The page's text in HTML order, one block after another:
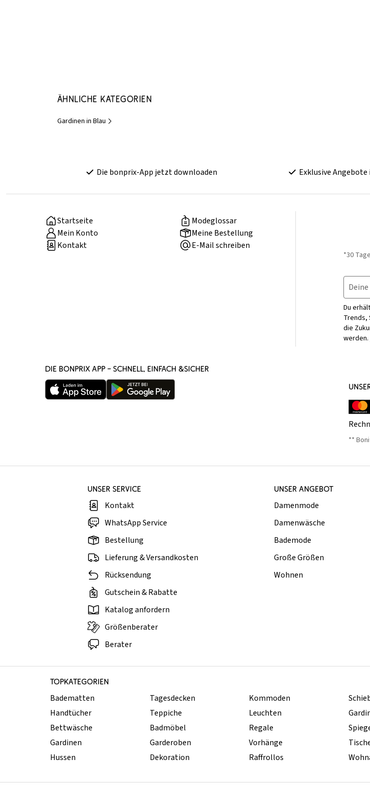
Ähnliche Kategorien
Gardinen in Blau
Die bonprix-App jetzt downloaden Exklusive
Startseite
Modeglossar
Mein Konto
Meine Bestellung
Kontakt
E-Mail schreiben
*30
Du
Trends,
die
werden.
DIE BONPRIX APP – SCHNELL, EINFACH &SICHER
**
UNSER SERVICE
Kontakt
WhatsApp Service
Bestellung
Lieferung & Versandkosten
Rücksendung
Gutschein & Rabatte
Katalog anfordern
Größenberater
Berater
UNSER ANGEBOT
Damenmode
Damenwäsche
Bademode
Große Größen
Wohnen
TOPKATEGORIEN
Badematten
Handtücher
Bettwäsche
Gardinen
Hussen
Tagesdecken
Teppiche
Badmöbel
Garderoben
Dekoration
Kommoden
Leuchten
Regale
Vorhänge
Raffrollos